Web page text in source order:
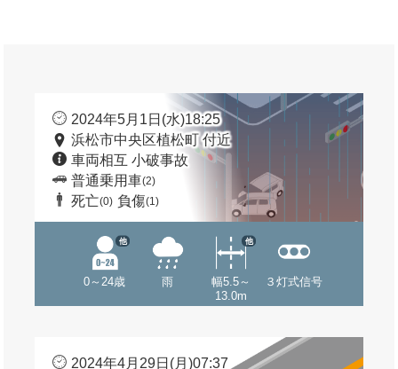
2024年5月1日(水)18:25
浜松市中央区植松町 付近
車両相互 小破事故
普通乗用車(2)
死亡(0) 負傷(1)
0～24歳
他
雨
幅5.5～
13.0m
他
３灯式信号
2024年4月29日(月)07:37